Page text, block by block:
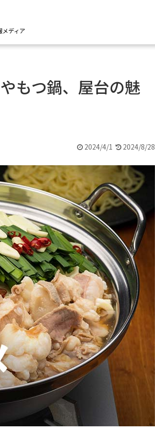
ディア
もつ鍋、屋台の魅
2024/4/1
2024/8/28